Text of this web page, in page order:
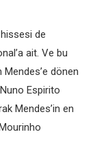
de
ait. Ve bu
Mendes’e dönen
Espirito
Mendes’in en